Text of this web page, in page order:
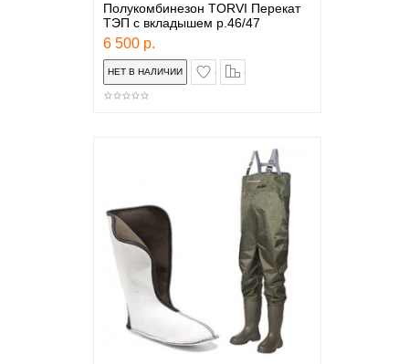
Полукомбинезон TORVI Перекат
ТЭП с вкладышем р.46/47
6 500 р.
в закладки